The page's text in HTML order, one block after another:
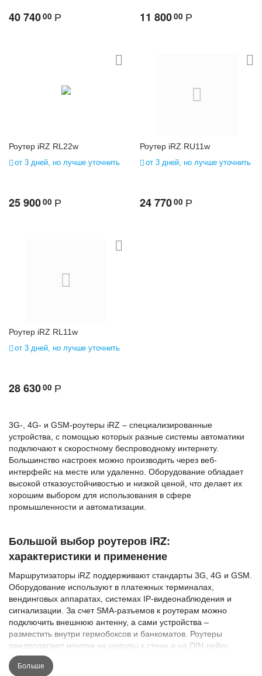
3G-, 4G- и GSM-роутеры iRZ – специализированные
устройства, с помощью которых разные системы автоматики
подключают к скоростному беспроводному интернету.
Большинство настроек можно производить через веб-
интерфейс на месте или удаленно. Оборудование обладает
высокой отказоустойчивостью и низкой ценой, что делает их
хорошим выбором для использования в сфере
промышленности и автоматизации.
Большой выбор роутеров iRZ:
характеристики и применение
Маршрутизаторы iRZ поддерживают стандарты 3G, 4G и GSM.
Оборудование используют в платежных терминалах,
вендинговых аппаратах, системах IP-видеонаблюдения и
сигнализации. За счет SMA-разъемов к роутерам можно
подключить внешнюю антенну, а сами устройства –
разместить внутри гермобоксов и банкоматов. Роутеры
предполагают монтаж на шурупы к стене и на DIN-рейку,
поддерживают многие сетевые функции: DNS, DynDNS, GRE,
OpenVPN, DHCP-сервер, VRRP, NTP Client, NAT, SNMP, IPsec,
Больше
40 74000 Р 11 80000 Р
Роутер iRZ RL22w
от 3 дней, но лучше уточнить
25 90000 Р
Роутер iRZ RU11w
от 3 дней, но лучше уточнить
24 77000 Р
Роутер iRZ RL11w
от 3 дней, но лучше уточнить
28 63000 Р